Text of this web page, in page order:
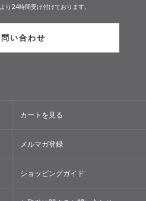
り24時間受け付けております。
い合わせ
カートを見る
メルマガ登録
ショッピングガイド